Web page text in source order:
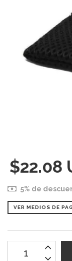
$22.08
5% de
VER MEDIOS DE